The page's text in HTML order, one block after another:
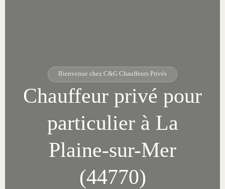
Bienvenue chez C&G Chauffeurs Privés
Chauffeur privé pour
particulier à La
Plaine-sur-Mer
(44770)